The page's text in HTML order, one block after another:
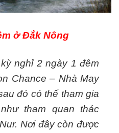
ở Đắk Nông
nghỉ 2 ngày 1 đêm
Chance – Nhà May
đó có thể tham gia
tham quan thác
Nơi đây còn được